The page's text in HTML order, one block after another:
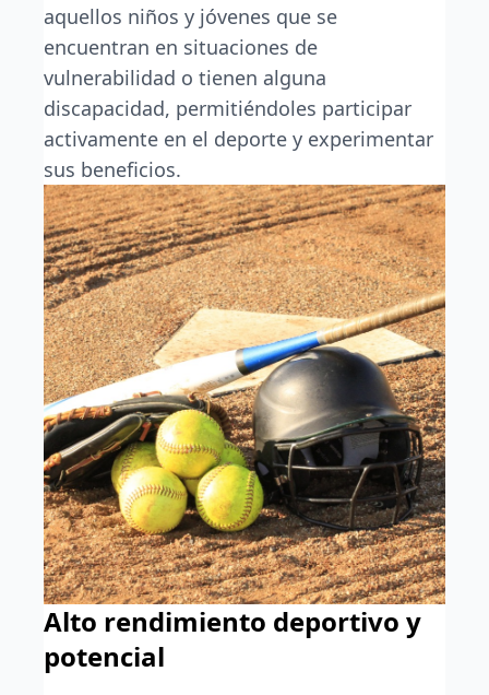
aquellos niños y jóvenes que se
encuentran en situaciones de
vulnerabilidad o tienen alguna
discapacidad, permitiéndoles participar
activamente en el deporte y experimentar
sus beneficios.
Alto rendimiento deportivo y
potencial